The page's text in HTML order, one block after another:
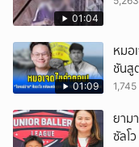
01:04
01:09
หมอ
ชันสู
1,745
ยาม
ซัลโว